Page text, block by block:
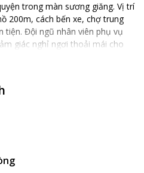
trong màn sương giăng. Vị trí
200m, cách bến xe, chợ trung
tiện. Đội ngũ nhân viên phụ vụ
giác nghỉ ngơi thoải mái cho
Sapa hân hạnh được chào đón